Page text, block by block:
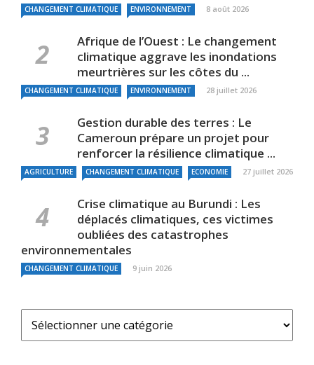
CHANGEMENT CLIMATIQUE ENVIRONNEMENT 8 août 2026
Afrique de l’Ouest : Le changement
climatique aggrave les inondations
meurtrières sur les côtes du ...
CHANGEMENT CLIMATIQUE ENVIRONNEMENT 28 juillet 2026
Gestion durable des terres : Le
Cameroun prépare un projet pour
renforcer la résilience climatique ...
AGRICULTURE CHANGEMENT CLIMATIQUE ECONOMIE 27 juillet 2026
Crise climatique au Burundi : Les
déplacés climatiques, ces victimes
oubliées des catastrophes
environnementales
CHANGEMENT CLIMATIQUE 9 juin 2026